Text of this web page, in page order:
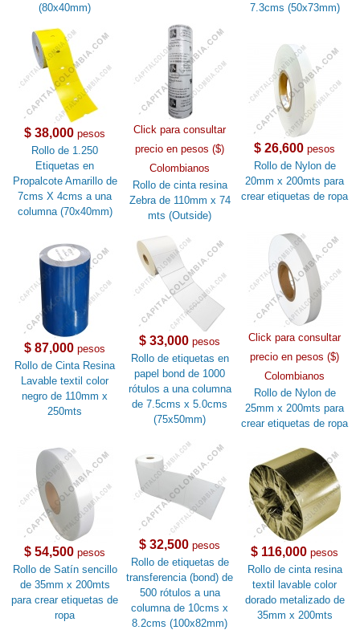
(80x40mm)
7.3cms (50x73mm)
$ 38,000 pesos
Rollo de 1.250
Etiquetas en
Propalcote Amarillo de
7cms X 4cms a una
columna (70x40mm)
Click para consultar
precio en pesos ($)
Colombianos
Rollo de cinta resina
Zebra de 110mm x 74
mts (Outside)
$ 26,600 pesos
Rollo de Nylon de
20mm x 200mts para
crear etiquetas de ropa
$ 87,000 pesos
Rollo de Cinta Resina
Lavable textil color
negro de 110mm x
250mts
$ 33,000 pesos
Rollo de etiquetas en
papel bond de 1000
rótulos a una columna
de 7.5cms x 5.0cms
(75x50mm)
Click para consultar
precio en pesos ($)
Colombianos
Rollo de Nylon de
25mm x 200mts para
crear etiquetas de ropa
$ 54,500 pesos
Rollo de Satín sencillo
de 35mm x 200mts
para crear etiquetas de
ropa
$ 32,500 pesos
Rollo de etiquetas de
transferencia (bond) de
500 rótulos a una
columna de 10cms x
8.2cms (100x82mm)
$ 116,000 pesos
Rollo de cinta resina
textil lavable color
dorado metalizado de
35mm x 200mts